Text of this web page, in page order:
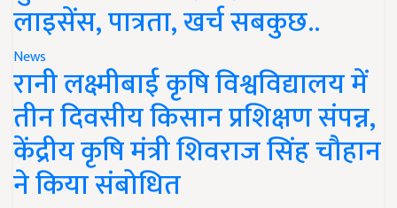
लाइसेंस, पात्रता, खर्च सबकुछ..
News
रानी लक्ष्मीबाई कृषि विश्वविद्यालय में
तीन दिवसीय किसान प्रशिक्षण संपन्न,
केंद्रीय कृषि मंत्री शिवराज सिंह चौहान
ने किया संबोधित